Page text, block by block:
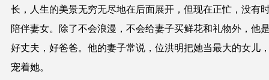
长，人生的美景无穷无尽地在后面展开，但现在正忙，没有
陪伴妻女。除了不会浪漫，不会给妻子买鲜花和礼物外，他
好丈夫，好爸爸。他的妻子常说，位洪明把她当最大的女儿
宠着她。